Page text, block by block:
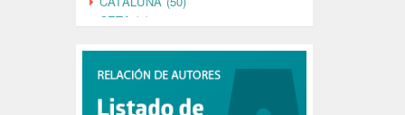
CETA (2)
CINE (35)
CIUDADANÍA (633)